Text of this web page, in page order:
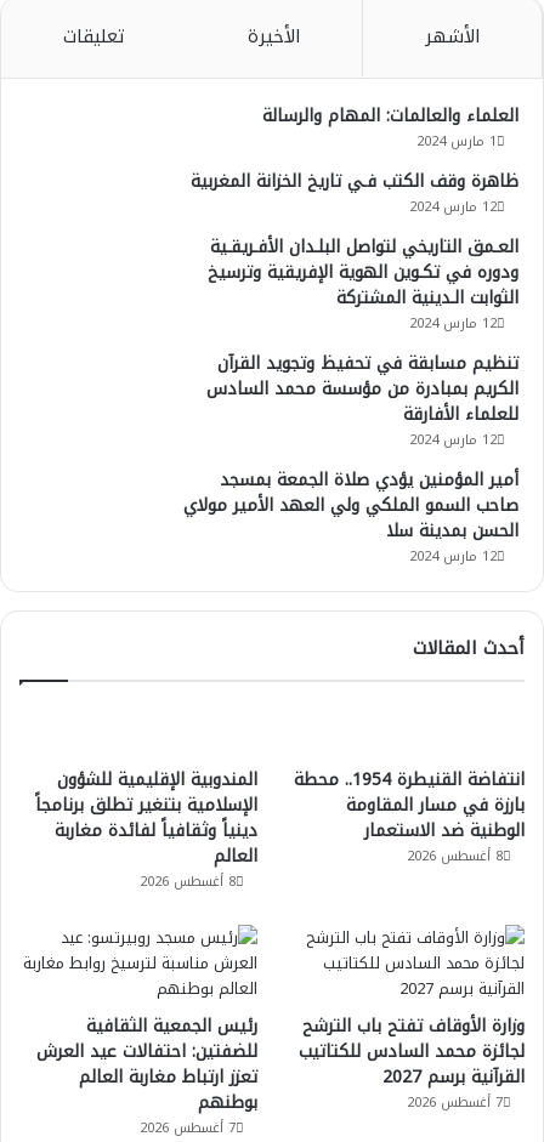
الأشهر الأخيرة تعليقات
العلماء والعالمات: المهام والرسالة
1 مارس 2024
ظاهرة وقف الكتب فـي تاريخ الخزانة المغربية
12 مارس 2024
العـمق التاريخي لتواصل البلـدان الأفـريقـية
ودوره في تكـوين الهوية الإفريقية وترسيخ
الثوابت الـدينية المشتركة
12 مارس 2024
تنظيم مسابقة في تحفيظ وتجويد القرآن
الكريم بمبادرة من مؤسسة محمد السادس
للعلماء الأفارقة
12 مارس 2024
أمير المؤمنين يؤدي صلاة الجمعة بمسجد
صاحب السمو الملكي ولي العهد الأمير مولاي
الحسن بمدينة سلا
12 مارس 2024
أحدث المقالات
المندوبية الإقليمية للشؤون
الإسلامية بتنغير تطلق برنامجاً
دينياً وثقافياً لفائدة مغاربة
العالم
8 أغسطس 2026
انتفاضة القنيطرة 1954.. محطة
بارزة في مسار المقاومة
الوطنية ضد الاستعمار
8 أغسطس 2026
رئيس الجمعية الثقافية
للضفتين: احتفالات عيد العرش
تعزز ارتباط مغاربة العالم
بوطنهم
7 أغسطس 2026
وزارة الأوقاف تفتح باب الترشح
لجائزة محمد السادس للكتاتيب
القرآنية برسم 2027
7 أغسطس 2026